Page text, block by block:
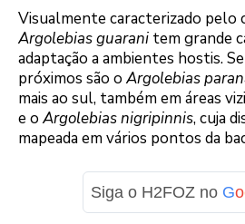
Visualmente caracterizado pelo
Argolebias guarani tem grande
adaptação a ambientes hostis.
próximos são oArgolebias
mais ao sul, também em áreas
e oArgolebias nigripinnis, cuja
mapeada em vários pontos da
Siga o H2FOZ no Go